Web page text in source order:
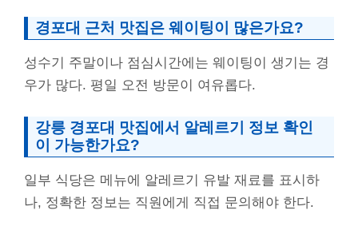
경포대 근처 맛집은 웨이팅이 많은가요?
성수기 주말이나 점심시간에는 웨이팅이 생기는 경
우가 많다. 평일 오전 방문이 여유롭다.
강릉 경포대 맛집에서 알레르기 정보 확인
이 가능한가요?
일부 식당은 메뉴에 알레르기 유발 재료를 표시하
나, 정확한 정보는 직원에게 직접 문의해야 한다.